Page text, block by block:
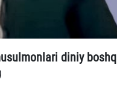
diniy